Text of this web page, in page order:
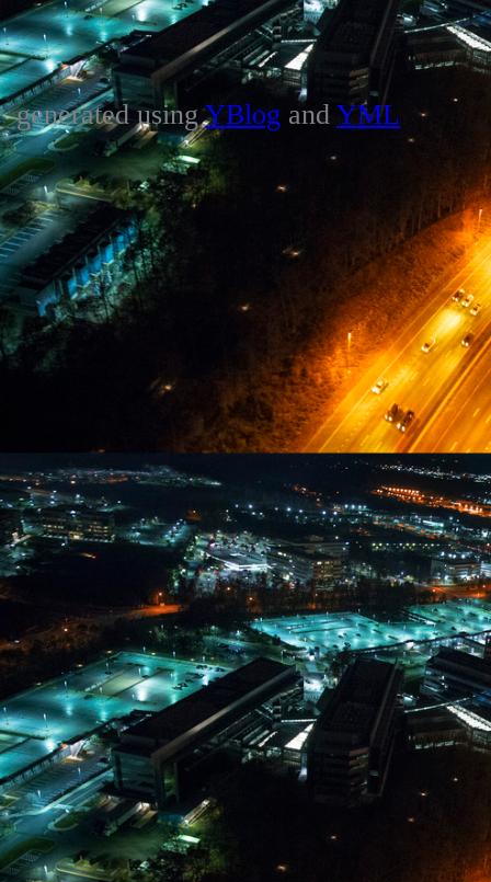
generated usingYBlog and YML